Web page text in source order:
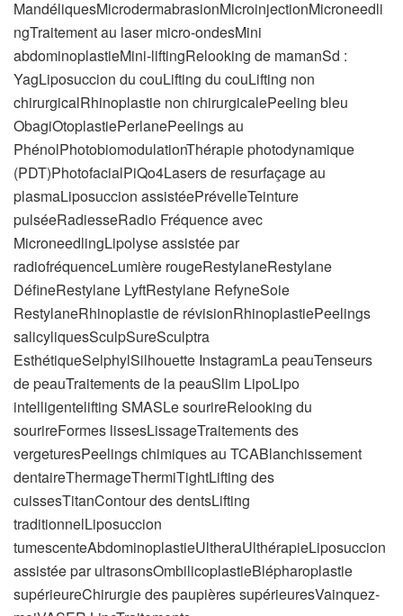
MandéliquesMicrodermabrasionMicroinjectionMicroneedli
ngTraitement au laser micro-ondesMini
abdominoplastieMini-liftingRelooking de mamanSd :
YagLiposuccion du couLifting du couLifting non
chirurgicalRhinoplastie non chirurgicalePeeling bleu
ObagiOtoplastiePerlanePeelings au
PhénolPhotobiomodulationThérapie photodynamique
(PDT)PhotofacialPiQo4Lasers de resurfaçage au
plasmaLiposuccion assistéePrévelleTeinture
pulséeRadiesseRadio Fréquence avec
MicroneedlingLipolyse assistée par
radiofréquenceLumière rougeRestylaneRestylane
DéfineRestylane LyftRestylane RefyneSoie
RestylaneRhinoplastie de révisionRhinoplastiePeelings
salicyliquesSculpSureSculptra
EsthétiqueSelphylSilhouette InstagramLa peauTenseurs
de peauTraitements de la peauSlim LipoLipo
intelligentelifting SMASLe sourireRelooking du
sourireFormes lissesLissageTraitements des
vergeturesPeelings chimiques au TCABlanchissement
dentaireThermageThermiTightLifting des
cuissesTitanContour des dentsLifting
traditionnelLiposuccion
tumescenteAbdominoplastieUltheraUlthérapieLiposuccion
assistée par ultrasonsOmbilicoplastieBlépharoplastie
supérieureChirurgie des paupières supérieuresVainquez-